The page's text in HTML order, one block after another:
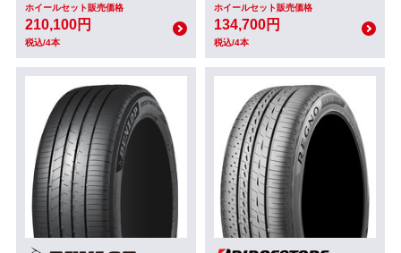
ホイールセット販売価格
210,100円
税込/4本
ホイールセット販売価格
134,700円
税込/4本